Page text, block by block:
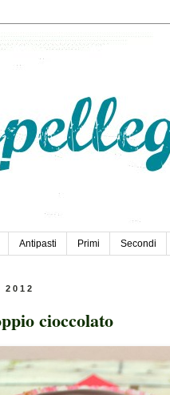
Antipasti Primi Secondi
cioccolato